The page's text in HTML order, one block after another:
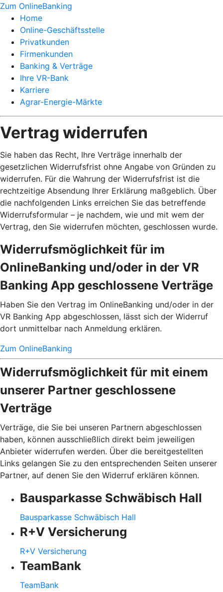
Zum OnlineBanking
Home
Online-Geschäftsstelle
Privatkunden
Firmenkunden
Banking & Verträge
Ihre VR-Bank
Karriere
Agrar-Energie-Märkte
Vertrag widerrufen
Sie haben das Recht, Ihre Verträge innerhalb der
gesetzlichen Widerrufsfrist ohne Angabe von Gründen zu
widerrufen. Für die Wahrung der Widerrufsfrist ist die
rechtzeitige Absendung Ihrer Erklärung maßgeblich. Über
die nachfolgenden Links erreichen Sie das betreffende
Widerrufsformular – je nachdem, wie und mit wem der
Vertrag, den Sie widerrufen möchten, geschlossen wurde.
Widerrufsmöglichkeit für im
OnlineBanking und/oder in der VR
Banking App geschlossene Verträge
Haben Sie den Vertrag im OnlineBanking und/oder in der
VR Banking App abgeschlossen, lässt sich der Widerruf
dort unmittelbar nach Anmeldung erklären.
Zum OnlineBanking
Widerrufsmöglichkeit für mit einem
unserer Partner geschlossene
Verträge
Verträge, die Sie bei unseren Partnern abgeschlossen
haben, können ausschließlich direkt beim jeweiligen
Anbieter widerrufen werden. Über die bereitgestellten
Links gelangen Sie zu den entsprechenden Seiten unserer
Partner, auf denen Sie den Widerruf erklären können.
Bausparkasse Schwäbisch Hall
Bausparkasse Schwäbisch Hall
R+V Versicherung
R+V Versicherung
TeamBank
TeamBank